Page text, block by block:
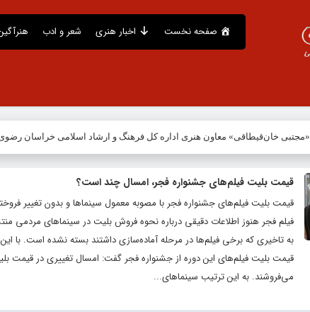
صفحه نخست اخبار هنری شعر و ادب
«مجتبی خان‌قیطاقی» معاون هنری اداره کل فرهنگ و ارشاد اسلامی خراسان
قیمت بلیت فیلم‌های جشنواره فجر، امسال چند است؟
قیمت بلیت فیلم‌های جشنواره فجر با مصوبه معمول سینماها و بدون تغییر
فیلم فجر هنوز اطلاعات دقیقی درباره نحوه فروش بلیت در سینماهای
به تاخیری که برخی فیلم‌ها در مرحله آماده‌سازی داشتند بسته نشده است.
قیمت بلیت فیلم‌های این دوره از جشنواره فجر گفت: امسال تغییری در
می‌فروشند. به این ترتیب سینماهای...